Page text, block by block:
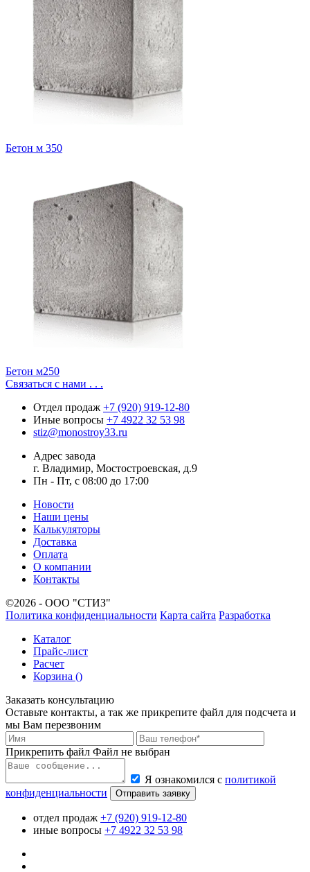
Бетон м 350
Бетон м250
Связаться с нами . . .
Отдел продаж +7 (920) 919-12-80
Иные вопросы +7 4922 32 53 98
stiz@monostroy33.ru
Адрес завода
г. Владимир, Мостостроевская, д.9
Пн - Пт, с 08:00 до 17:00
Новости
Наши цены
Калькуляторы
Доставка
Оплата
О компании
Контакты
©2026 - ООО "СТИЗ"
Политика конфиденциальности Карта сайта Разработка
Каталог
Прайс-лист
Расчет
Корзина ()
Заказать консультацию
Оставьте контакты, а так же прикрепите файл для подсчета и
мы Вам перезвоним
Прикрепить файл Файл не выбран
Я ознакомился с политикой
конфиденциальности
Отправить заявку
отдел продаж +7 (920) 919-12-80
иные вопросы +7 4922 32 53 98